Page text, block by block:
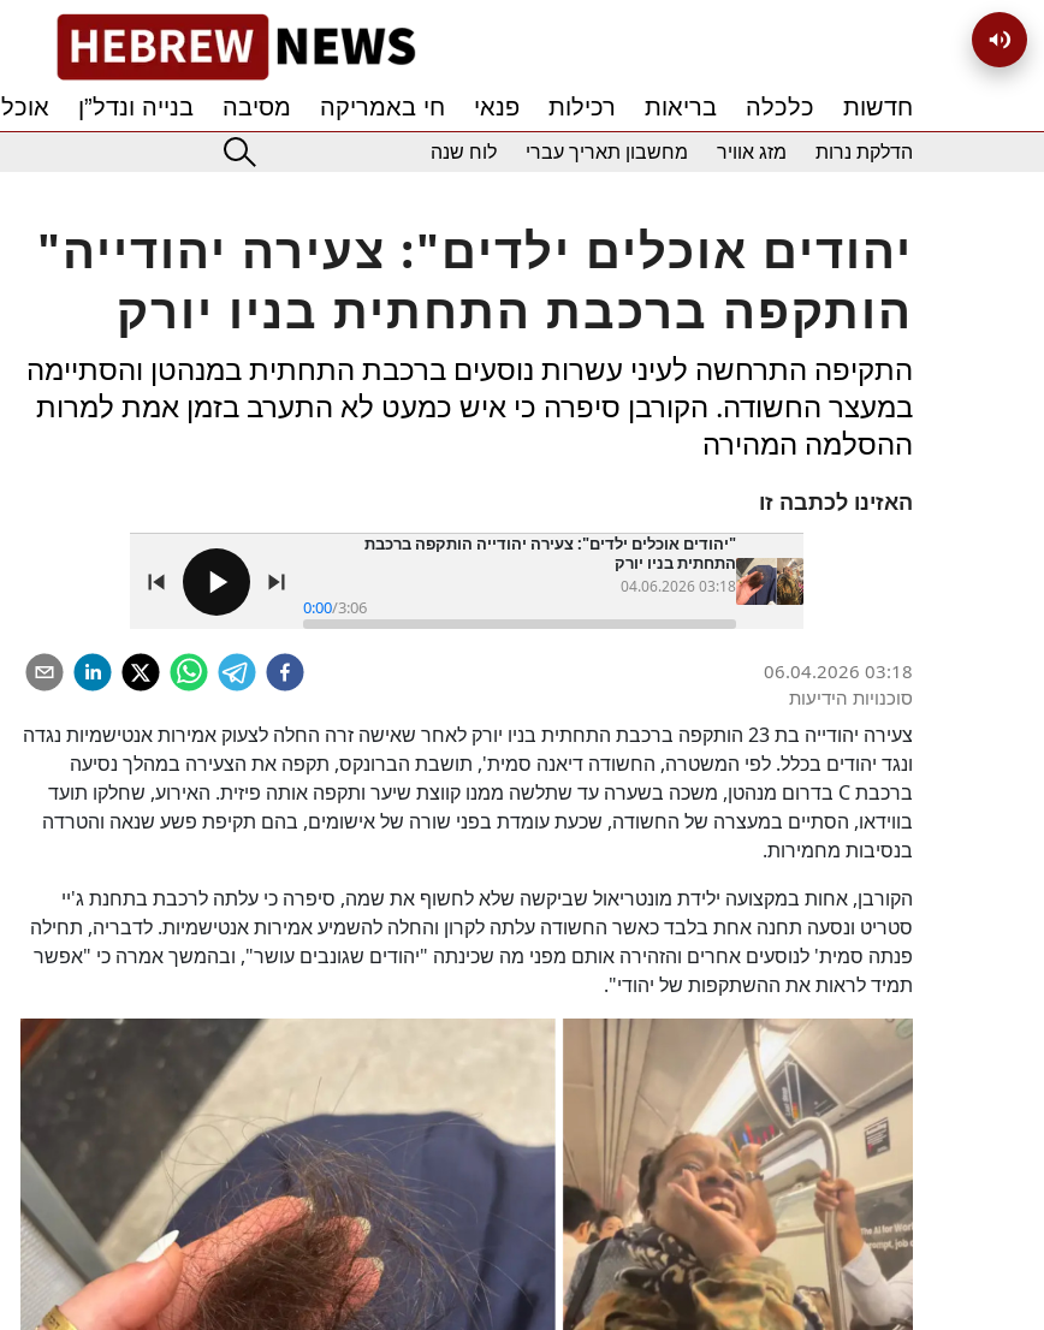
חדשות כלכלה בריאות רכילות פנאי חי באמריקה מסיבה בנייה ונדל”ן
אוכל
הדלקת נרות מזג אוויר מחשבון תאריך עברי לוח שנה
"יהודים אוכלים ילדים": צעירה יהודייה
הותקפה ברכבת התחתית בניו יורק
התקיפה התרחשה לעיני עשרות נוסעים ברכבת התחתית במנהטן והסתיימה
במעצר החשודה. הקורבן סיפרה כי איש כמעט לא התערב בזמן אמת למרות
ההסלמה המהירה
האזינו לכתבה זו
"יהודים אוכלים ילדים": צעירה יהודייה הותקפה ברכבת
התחתית בניו יורק
04.06.2026 03:18
0:00/3:06
06.04.2026 03:18
סוכנויות הידיעות
צעירה יהודייה בת 23 הותקפה ברכבת התחתית בניו יורק לאחר שאישה זרה החלה לצעוק אמירות אנטישמיות נגדה
ונגד יהודים בכלל. לפי המשטרה, החשודה דיאנה סמית', תושבת הברונקס, תקפה את הצעירה במהלך נסיעה
ברכבת C בדרום מנהטן, משכה בשערה עד שתלשה ממנו קווצת שיער ותקפה אותה פיזית. האירוע, שחלקו תועד
בווידאו, הסתיים במעצרה של החשודה, שכעת עומדת בפני שורה של אישומים, בהם תקיפת פשע שנאה והטרדה
בנסיבות מחמירות.
הקורבן, אחות במקצועה ילידת מונטריאול שביקשה שלא לחשוף את שמה, סיפרה כי עלתה לרכבת בתחנת ג'יי
סטריט ונסעה תחנה אחת בלבד כאשר החשודה עלתה לקרון והחלה להשמיע אמירות אנטישמיות. לדבריה, תחילה
פנתה סמית' לנוסעים אחרים והזהירה אותם מפני מה שכינתה "יהודים שגונבים עושר", ובהמשך אמרה כי "אפשר
תמיד לראות את ההשתקפות של יהודי".